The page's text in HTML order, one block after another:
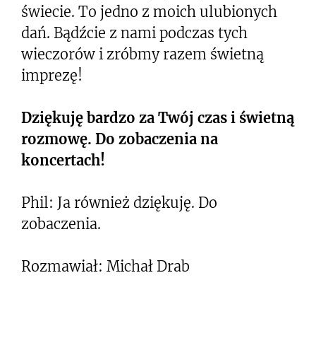
świecie. To jedno z moich ulubionych
dań. Bądźcie z nami podczas tych
wieczorów i zróbmy razem świetną
imprezę!
Dziękuję bardzo za Twój czas i świetną
rozmowę. Do zobaczenia na
koncertach!
Phil: Ja również dziękuję. Do
zobaczenia.
Rozmawiał: Michał Drab